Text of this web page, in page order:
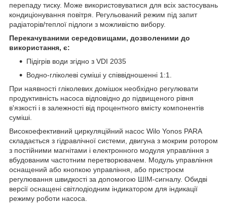
перепаду тиску. Може використовуватися для всіх застосувань
кондиціонування повітря. Регульований режим під запит
радіаторів/теплої підлоги з можливістю вибору.
Перекачуваними середовищами, дозволеними до
використання, є:
Підігрів води згідно з VDI 2035
Водно-гліколеві суміші у співвідношенні 1:1.
При наявності гліколевих домішок необхідно регулювати
продуктивність насоса відповідно до підвищеного рівня
в'язкості і в залежності від процентного вмісту компонентів
суміші.
Високоефективний циркуляційний насос Wilo Yonos PARA
складається з гідравлічної системи, двигуна з мокрим ротором
з постійними магнітами і електронного модуля управління з
вбудованим частотним перетворювачем. Модуль управління
оснащений або кнопкою управління, або пристроєм
регулювання швидкості за допомогою ШІМ-сигналу. Обидві
версії оснащені світлодіодним індикатором для індикації
режиму роботи насоса.